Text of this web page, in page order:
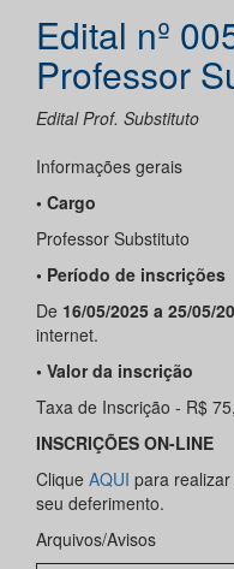
Edital nº
Professor
Edital Prof. Substituto
Informações gerais
• Cargo
Professor Substituto
• Período de inscrições
De 16/05/2025 a 25/05/
internet.
• Valor da inscrição
Taxa de Inscrição - R$
INSCRIÇÕES ON-LINE
Clique AQUI para
seu deferimento.
Arquivos/Avisos